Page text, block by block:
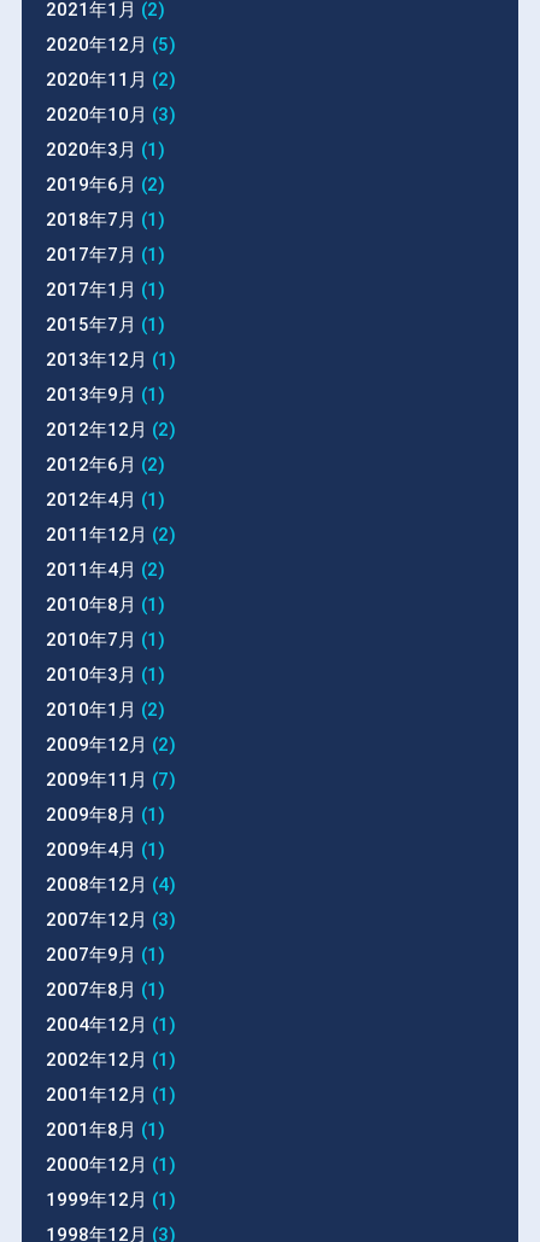
2021年1月 (2)
2020年12月 (5)
2020年11月 (2)
2020年10月 (3)
2020年3月 (1)
2019年6月 (2)
2018年7月 (1)
2017年7月 (1)
2017年1月 (1)
2015年7月 (1)
2013年12月 (1)
2013年9月 (1)
2012年12月 (2)
2012年6月 (2)
2012年4月 (1)
2011年12月 (2)
2011年4月 (2)
2010年8月 (1)
2010年7月 (1)
2010年3月 (1)
2010年1月 (2)
2009年12月 (2)
2009年11月 (7)
2009年8月 (1)
2009年4月 (1)
2008年12月 (4)
2007年12月 (3)
2007年9月 (1)
2007年8月 (1)
2004年12月 (1)
2002年12月 (1)
2001年12月 (1)
2001年8月 (1)
2000年12月 (1)
1999年12月 (1)
1998年12月 (3)